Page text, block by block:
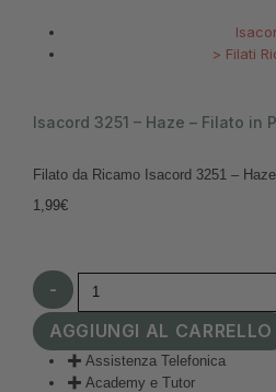
> Filati
Isacord 3251 – Haze – Filato in
Filato da Ricamo Isacord 3251 – Haze
1,99€
-
AGGIUNGI AL CARRELLO
Assistenza Telefonica
Academy e Tutor